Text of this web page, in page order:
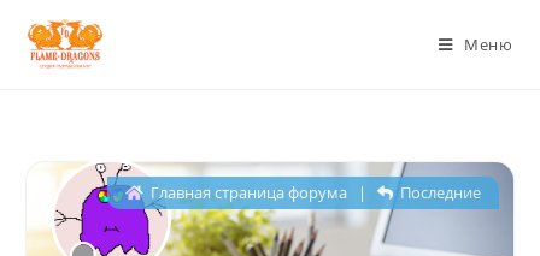
Меню
Главная страница форума| Последние